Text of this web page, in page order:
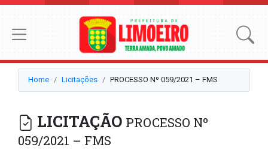
Home Licitações PROCESSO Nº 059/2021 – FMS
LICITAÇÃO PROCESSO Nº
059/2021 – FMS